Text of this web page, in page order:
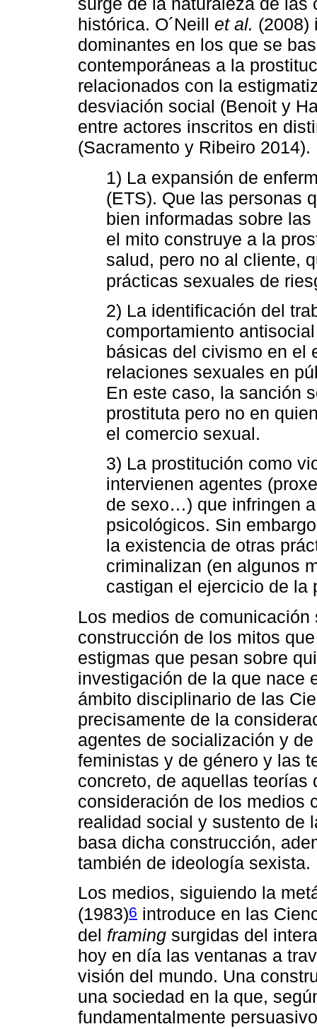
histórica. O´Neill et al. (2008)
dominantes en los que se
contemporáneas a la
relacionados con la
desviación social (Benoit y
entre actores inscritos en
(Sacramento y Ribeiro 2014).
1) La expansión de
(ETS). Que las personas
bien informadas sobre
el mito construye a la
salud, pero no al cliente,
prácticas sexuales de
2) La identificación del
comportamiento
básicas del civismo en el
relaciones sexuales en
En este caso, la sanción
prostituta pero no en
el comercio sexual.
3) La prostitución como
intervienen agentes
de sexo…) que infringen
psicológicos. Sin
la existencia de otras
criminalizan (en algunos
castigan el ejercicio de la
Los medios de
construcción de los mitos
estigmas que pesan sobre
investigación de la que nace
ámbito disciplinario de las
precisamente de la
agentes de socialización y
feministas y de género y las
concreto, de aquellas teorías
consideración de los medios
realidad social y sustento de
basa dicha construcción,
también de ideología sexista.
Los medios, siguiendo la
(1983)6 introduce en las
del framing surgidas del
hoy en día las ventanas a
visión del mundo. Una
una sociedad en la que,
fundamentalmente